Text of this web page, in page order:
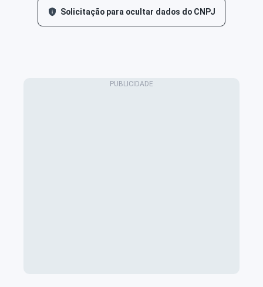
Solicitação para ocultar dados do CNPJ